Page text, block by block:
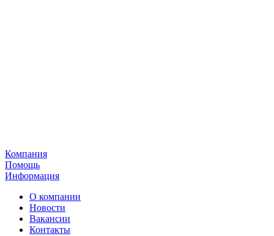
Компания
Помощь
Информация
О компании
Новости
Вакансии
Контакты